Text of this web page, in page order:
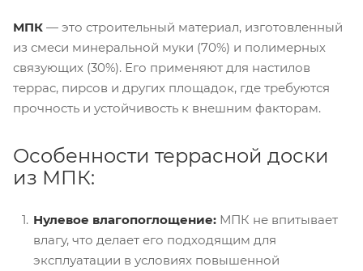
МПК — это строительный материал, изготовленный
из смеси минеральной муки (70%) и полимерных
связующих (30%). Его применяют для настилов
террас, пирсов и других площадок, где требуются
прочность и устойчивость к внешним факторам.
Особенности террасной доски
из МПК:
Нулевое влагопоглощение: МПК не впитывает
влагу, что делает его подходящим для
эксплуатации в условиях повышенной